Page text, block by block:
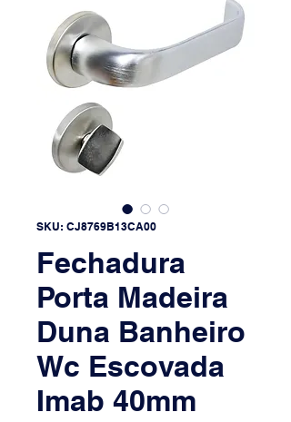
SKU: CJ8769B13CA00
Fechadura
Porta Madeira
Duna Banheiro
Wc Escovada
Imab 40mm